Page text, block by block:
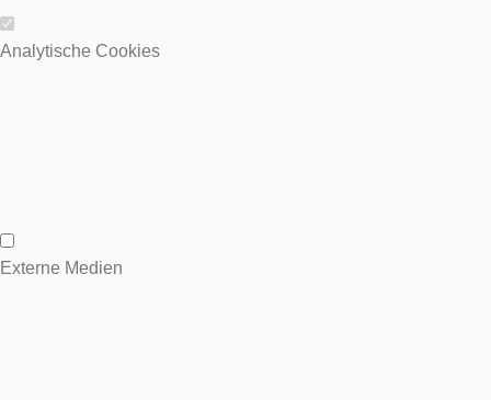
Wesentliche Cookies
Analytische Cookies
Analytische Cookies
Externe Medien